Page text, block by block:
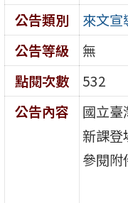
公告類別
來文宣
公告等級
無
點閱次數
532
公告內容
國立臺
新課登
參閱附